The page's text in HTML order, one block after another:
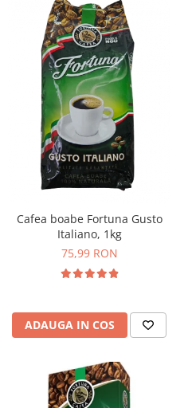
Cafea boabe Fortuna Gusto
Italiano, 1kg
75,99 RON
ADAUGA IN COS